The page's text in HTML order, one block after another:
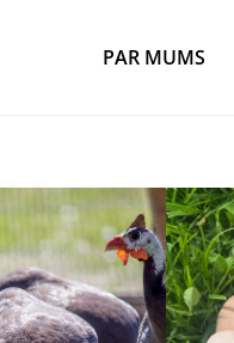
PAR MUMS